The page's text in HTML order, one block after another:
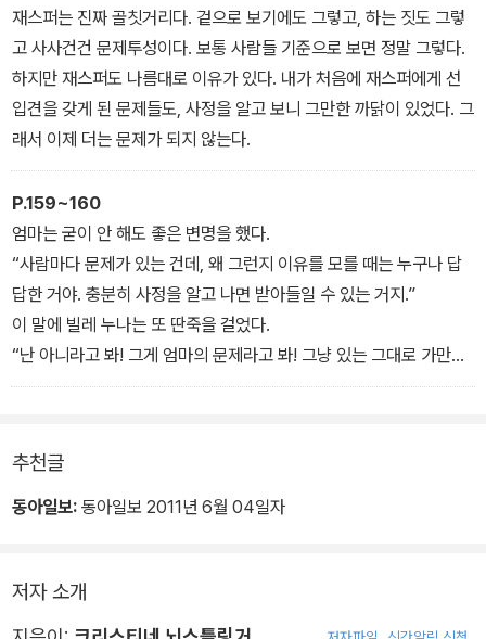
쳐다보더니, 갑자기 영어로 말하기 시작했다. (……) “하느님 맙소사!
저건 마귀 새끼 재스퍼라고!”
재스퍼는 진짜 골칫거리다. 겉으로 보기에도 그렇고, 하는 짓도 그렇
고 사사건건 문제투성이다. 보통 사람들 기준으로 보면 정말 그렇다.
하지만 재스퍼도 나름대로 이유가 있다. 내가 처음에 재스퍼에게 선
입견을 갖게 된 문제들도, 사정을 알고 보니 그만한 까닭이 있었다. 그
래서 이제 더는 문제가 되지 않는다.
P.159~160
엄마는 굳이 안 해도 좋은 변명을 했다.
“사람마다 문제가 있는 건데, 왜 그런지 이유를 모를 때는 누구나 답
답한 거야. 충분히 사정을 알고 나면 받아들일 수 있는 거지.”
이 말에 빌레 누나는 또 딴죽을 걸었다.
“난 아니라고 봐! 그게 엄마의 문제라고 봐! 그냥 있는 그대로 가만히
내버려 둘 줄 몰라서 그런 거야. 어떻게 세상 사람을 모두 엄마 방식으
는 거 아냐? 상대를 있는 그대로 그냥 받아들일 줄은 몰라. 상대한테
서 내가 갖고 있는 기대치를 확인해야 내 마음을 주는 거지. 그냥 있는
추천글
동아일보: 동아일보 2011년 6월 04일자
저자 소개